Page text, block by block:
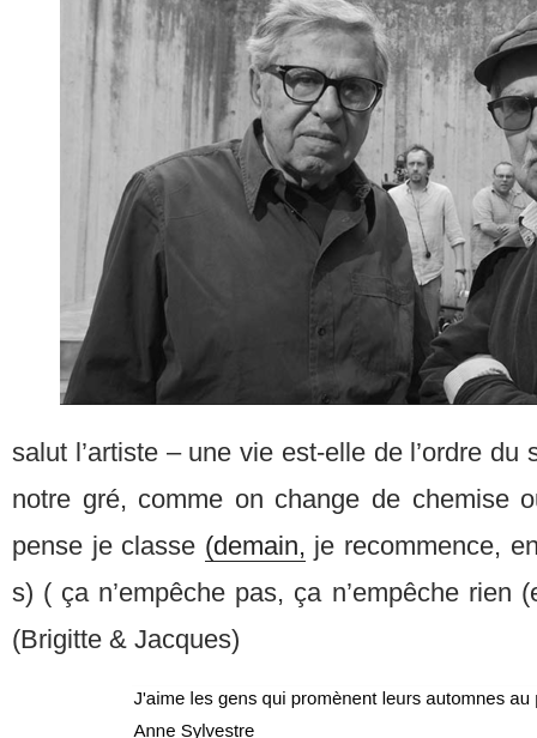
salut l’artiste – une vie est-elle de l’ordre du
notre gré, comme on change de chemise
pense je classe (demain, je recommence,
s) ( ça n’empêche pas, ça n’empêche rien
(Brigitte & Jacques)